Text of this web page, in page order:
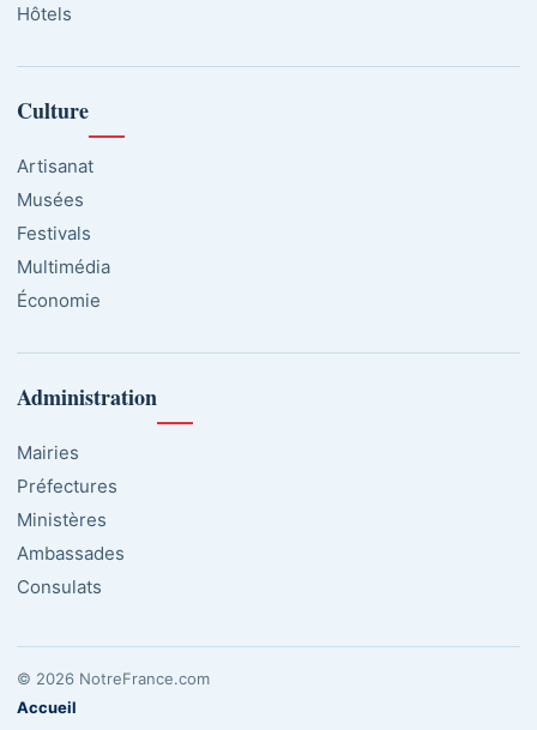
Hôtels
Culture
Artisanat
Musées
Festivals
Multimédia
Économie
Administration
Mairies
Préfectures
Ministères
Ambassades
Consulats
© 2026 NotreFrance.com
Accueil